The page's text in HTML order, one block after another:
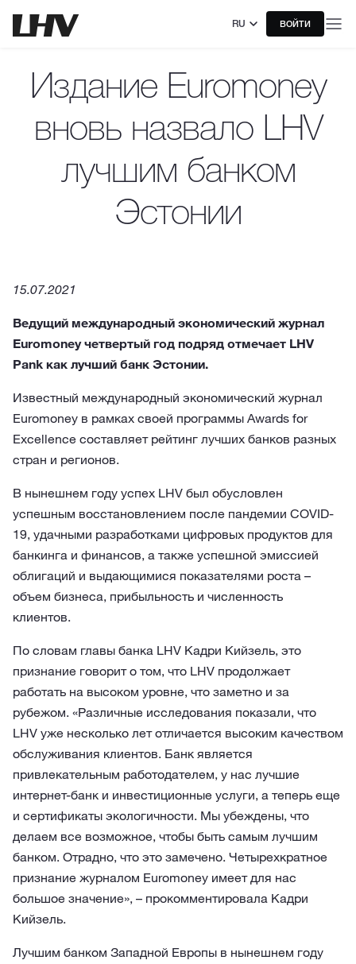
RU ВОЙТИ
Издание Euromoney
вновь назвало LHV
лучшим банком
Эстонии
15.07.2021
Ведущий международный экономический журнал
Euromoney четвертый год подряд отмечает LHV
Pank как лучший банк Эстонии.
Известный международный экономический журнал
Euromoney в рамках своей программы Awards for
Excellence составляет рейтинг лучших банков разных
стран и регионов.
В нынешнем году успех LHV был обусловлен
успешным восстановлением после пандемии COVID-
19, удачными разработками цифровых продуктов для
банкинга и финансов, а также успешной эмиссией
облигаций и выдающимися показателями роста –
объем бизнеса, прибыльность и численность
клиентов.
По словам главы банка LHV Кадри Кийзель, это
признание говорит о том, что LHV продолжает
работать на высоком уровне, что заметно и за
рубежом. «Различные исследования показали, что
LHV уже несколько лет отличается высоким качеством
обслуживания клиентов. Банк является
привлекательным работодателем, у нас лучшие
интернет-банк и инвестиционные услуги, а теперь еще
и сертификаты экологичности. Мы убеждены, что
делаем все возможное, чтобы быть самым лучшим
банком. Отрадно, что это замечено. Четырехкратное
признание журналом Euromoney имеет для нас
большое значение», – прокомментировала Кадри
Кийзель.
Лучшим банком Западной Европы в нынешнем году